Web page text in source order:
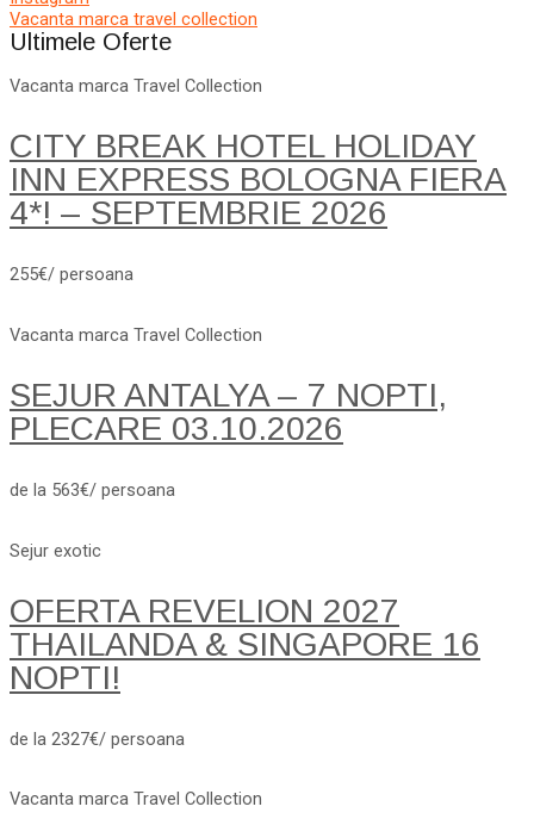
Vacanta marca travel collection
Ultimele Oferte
Vacanta marca Travel Collection
CITY BREAK HOTEL HOLIDAY
INN EXPRESS BOLOGNA FIERA
4*! – SEPTEMBRIE 2026
255€/ persoana
Vacanta marca Travel Collection
SEJUR ANTALYA – 7 NOPTI,
PLECARE 03.10.2026
de la 563€/ persoana
Sejur exotic
OFERTA REVELION 2027
THAILANDA & SINGAPORE 16
NOPTI!
de la 2327€/ persoana
Vacanta marca Travel Collection